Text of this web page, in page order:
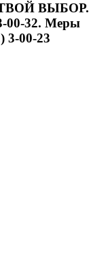
ВЫБОР.
00-32. Меры
3-00-23